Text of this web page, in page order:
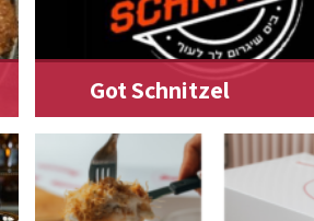
Got Schnitzel